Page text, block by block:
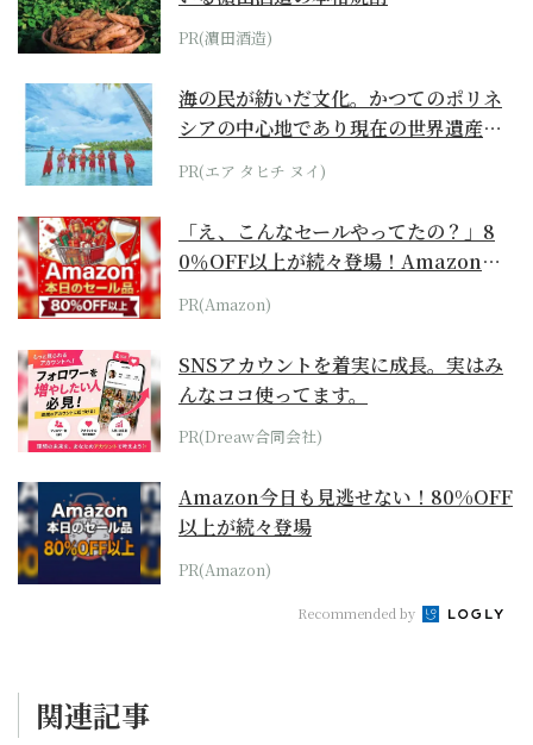
PR(濵田酒造)
海の民が紡いだ文化。かつてのポリネ
シアの中心地であり現在の世界遺産か
らみえてくる...
PR(エア タヒチ ヌイ)
「え、こんなセールやってたの？」8
0％OFF以上が続々登場！Amazonの
本気が...
PR(Amazon)
SNSアカウントを着実に成長。実はみ
んなココ使ってます。
PR(Dreaw合同会社)
Amazon今日も見逃せない！80%OFF
以上が続々登場
PR(Amazon)
Recommended by
関連記事